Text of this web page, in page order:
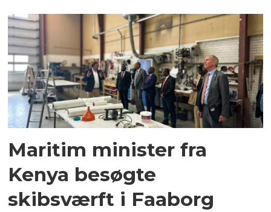
Maritim minister fra
Kenya besøgte
skibsværft i Faaborg